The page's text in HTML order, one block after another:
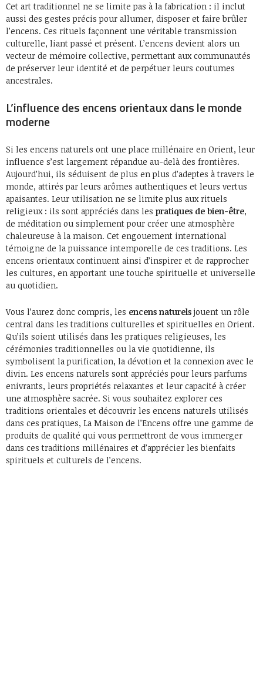
Cet art traditionnel ne se limite pas à la fabrication : il inclut
aussi des gestes précis pour allumer, disposer et faire brûler
l’encens. Ces rituels façonnent une véritable transmission
culturelle, liant passé et présent. L’encens devient alors un
vecteur de mémoire collective, permettant aux communautés
de préserver leur identité et de perpétuer leurs coutumes
ancestrales.
L’influence des encens orientaux dans le monde
moderne
Si les encens naturels ont une place millénaire en Orient, leur
influence s’est largement répandue au-delà des frontières.
Aujourd’hui, ils séduisent de plus en plus d’adeptes à travers le
monde, attirés par leurs arômes authentiques et leurs vertus
apaisantes. Leur utilisation ne se limite plus aux rituels
religieux : ils sont appréciés dans les pratiques de bien-être,
de méditation ou simplement pour créer une atmosphère
chaleureuse à la maison. Cet engouement international
témoigne de la puissance intemporelle de ces traditions. Les
encens orientaux continuent ainsi d’inspirer et de rapprocher
les cultures, en apportant une touche spirituelle et universelle
au quotidien.
Vous l’aurez donc compris, les encens naturels jouent un rôle
central dans les traditions culturelles et spirituelles en Orient.
Qu’ils soient utilisés dans les pratiques religieuses, les
cérémonies traditionnelles ou la vie quotidienne, ils
symbolisent la purification, la dévotion et la connexion avec le
divin. Les encens naturels sont appréciés pour leurs parfums
enivrants, leurs propriétés relaxantes et leur capacité à créer
une atmosphère sacrée. Si vous souhaitez explorer ces
traditions orientales et découvrir les encens naturels utilisés
dans ces pratiques, La Maison de l’Encens offre une gamme de
produits de qualité qui vous permettront de vous immerger
dans ces traditions millénaires et d’apprécier les bienfaits
spirituels et culturels de l’encens.